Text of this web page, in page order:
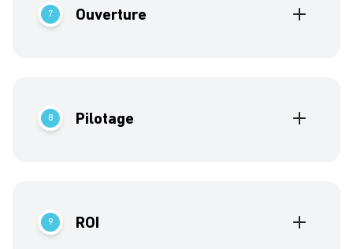
7 Ouverture
8 Pilotage
9 ROI